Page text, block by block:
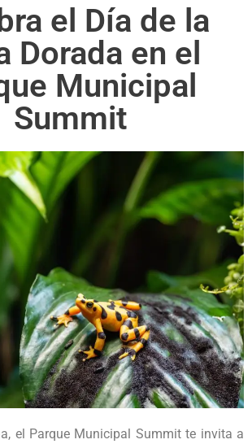
el Día de la
Dorada en el
Municipal
Summit
el Parque Municipal Summit te invita a